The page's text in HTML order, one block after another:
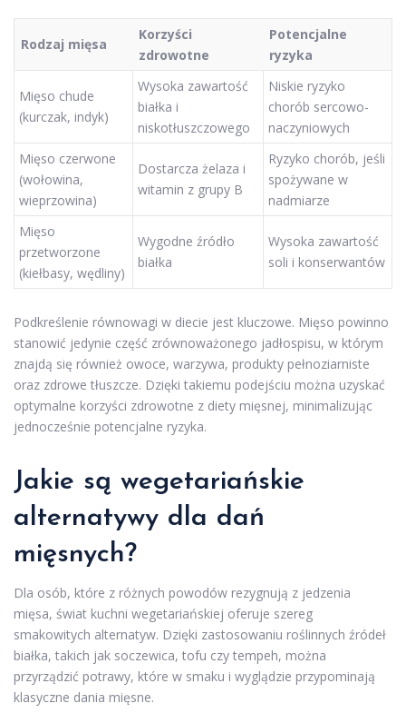
Rodzaj mięsa
Korzyści
zdrowotne
Potencjalne
ryzyka
Mięso chude
(kurczak, indyk)
Wysoka zawartość
białka i
niskotłuszczowego
Niskie ryzyko
chorób sercowo-
naczyniowych
Mięso czerwone
(wołowina,
wieprzowina)
Dostarcza żelaza i
witamin z grupy B
Ryzyko chorób, jeśli
spożywane w
nadmiarze
Mięso
przetworzone
(kiełbasy, wędliny)
Wygodne źródło
białka
Wysoka zawartość
soli i konserwantów
Podkreślenie równowagi w diecie jest kluczowe. Mięso powinno
stanowić jedynie część zrównoważonego jadłospisu, w którym
znajdą się również owoce, warzywa, produkty pełnoziarniste
oraz zdrowe tłuszcze. Dzięki takiemu podejściu można uzyskać
optymalne korzyści zdrowotne z diety mięsnej, minimalizując
jednocześnie potencjalne ryzyka.
Jakie są wegetariańskie
alternatywy dla dań
mięsnych?
Dla osób, które z różnych powodów rezygnują z jedzenia
mięsa, świat kuchni wegetariańskiej oferuje szereg
smakowitych alternatyw. Dzięki zastosowaniu roślinnych źródeł
białka, takich jak soczewica, tofu czy tempeh, można
przyrządzić potrawy, które w smaku i wyglądzie przypominają
klasyczne dania mięsne.